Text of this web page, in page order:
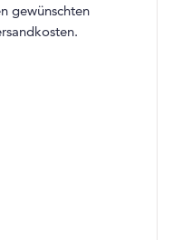
gewünschten